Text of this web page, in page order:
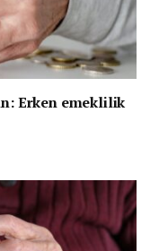
Erken emeklilik